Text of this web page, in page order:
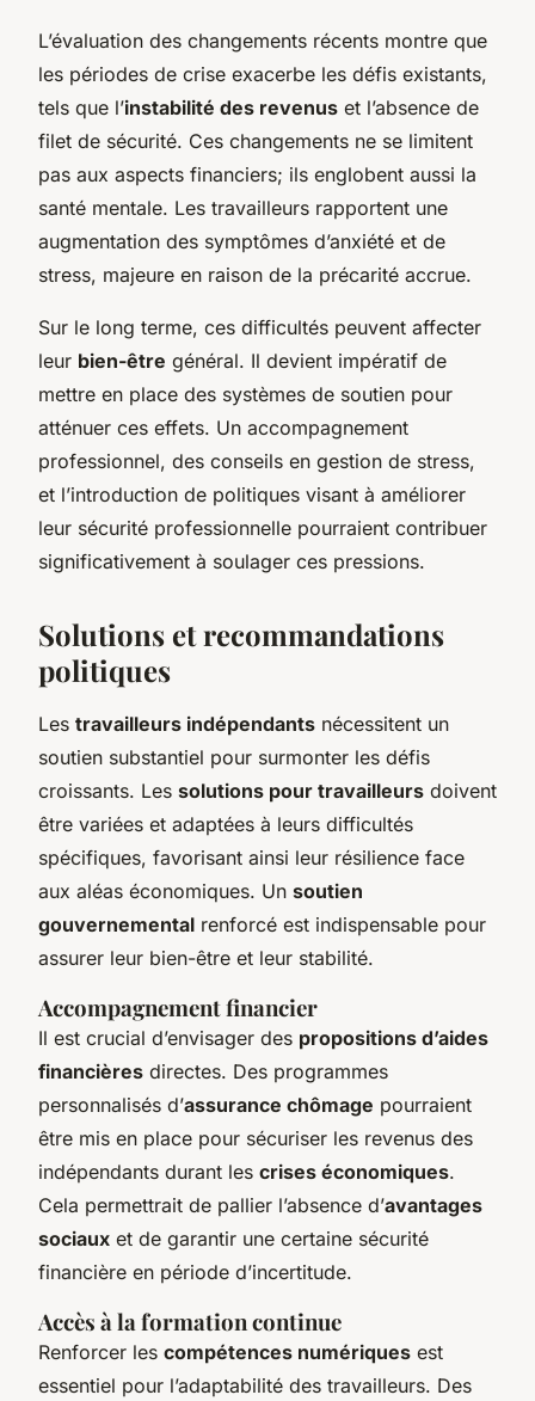
L’évaluation des changements récents montre que
les périodes de crise exacerbe les défis existants,
tels que l’instabilité des revenus et l’absence de
filet de sécurité. Ces changements ne se limitent
pas aux aspects financiers; ils englobent aussi la
santé mentale. Les travailleurs rapportent une
augmentation des symptômes d’anxiété et de
stress, majeure en raison de la précarité accrue.
Sur le long terme, ces difficultés peuvent affecter
leur bien-être général. Il devient impératif de
mettre en place des systèmes de soutien pour
atténuer ces effets. Un accompagnement
professionnel, des conseils en gestion de stress,
et l’introduction de politiques visant à améliorer
leur sécurité professionnelle pourraient contribuer
significativement à soulager ces pressions.
Solutions et recommandations
politiques
Les travailleurs indépendants nécessitent un
soutien substantiel pour surmonter les défis
croissants. Les solutions pour travailleurs doivent
être variées et adaptées à leurs difficultés
spécifiques, favorisant ainsi leur résilience face
aux aléas économiques. Un soutien
gouvernemental renforcé est indispensable pour
assurer leur bien-être et leur stabilité.
Accompagnement financier
Il est crucial d’envisager des propositions d’aides
financières directes. Des programmes
personnalisés d’assurance chômage pourraient
être mis en place pour sécuriser les revenus des
indépendants durant les crises économiques.
Cela permettrait de pallier l’absence d’avantages
sociaux et de garantir une certaine sécurité
financière en période d’incertitude.
Accès à la formation continue
Renforcer les compétences numériques est
essentiel pour l’adaptabilité des travailleurs. Des